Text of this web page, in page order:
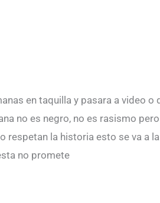
en taquilla y pasara a video
no es negro, no es rasismo
respetan la historia esto se va a
no promete